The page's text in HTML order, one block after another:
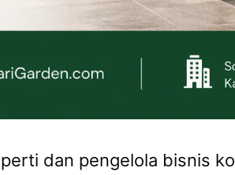
dan pengelola bisnis